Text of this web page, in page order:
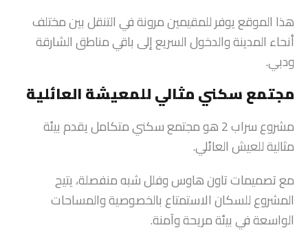
هذا الموقع يوفر للمقيمين مرونة في التنقل بين مختلف
أنحاء المدينة والدخول السريع إلى باقي مناطق الشارقة
ودبي.
مجتمع سكني مثالي للمعيشة العائلية
مشروع سراب 2 هو مجتمع سكني متكامل يقدم بيئة
مثالية للعيش العائلي.
مع تصميمات تاون هاوس وفلل شبه منفصلة، يتيح
المشروع للسكان الاستمتاع بالخصوصية والمساحات
الواسعة في بيئة مريحة وآمنة.